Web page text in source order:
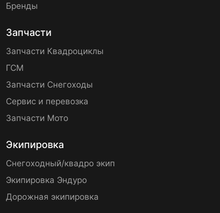
Бренды
Запчасти
Запчасти Квадроциклы
ГСМ
Запчасти Снегоходы
Сервис и перевозка
Запчасти Мото
Экипировка
Снегоходный/квадро экип
Экипировка Эндуро
Дорожная экипировка